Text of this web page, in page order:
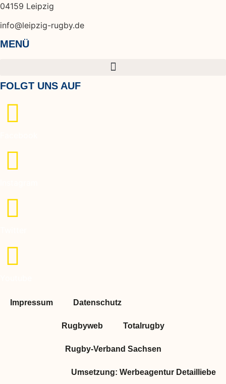
04159 Leipzig
info@leipzig-rugby.de
MENÜ
FOLGT UNS AUF
Impressum Datenschutz
Rugbyweb Totalrugby
Rugby-Verband Sachsen
Umsetzung: Werbeagentur Detailliebe